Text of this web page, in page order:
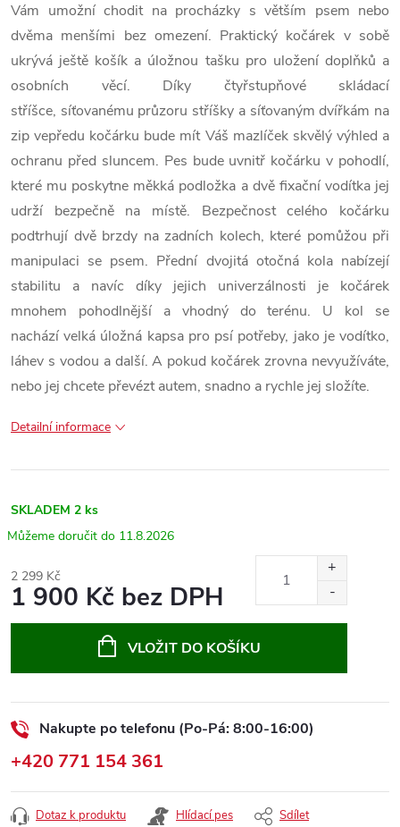
Vám umožní chodit na procházky s větším psem nebo
dvěma menšími bez omezení. Praktický kočárek v sobě
ukrývá ještě košík a úložnou tašku pro uložení doplňků a
osobních věcí. Díky čtyřstupňové skládací
stříšce, síťovanému průzoru stříšky a síťovaným dvířkám na
zip vepředu kočárku bude mít Váš mazlíček skvělý výhled a
ochranu před sluncem. Pes bude uvnitř kočárku v pohodlí,
které mu poskytne měkká podložka a dvě fixační vodítka jej
udrží bezpečně na místě. Bezpečnost celého kočárku
podtrhují dvě brzdy na zadních kolech, které pomůžou při
manipulaci se psem. Přední dvojitá otočná kola nabízejí
stabilitu a navíc díky jejich univerzálnosti je kočárek
mnohem pohodlnější a vhodný do terénu. U kol se
nachází velká úložná kapsa pro psí potřeby, jako je vodítko,
láhev s vodou a další. A pokud kočárek zrovna nevyužíváte,
nebo jej chcete převézt autem, snadno a rychle jej složíte.
Detailní informace
SKLADEM 2 ks
11.8.2026
2 299 Kč
1 900 Kč bez DPH
VLOŽIT DO KOŠÍKU
Nakupte po telefonu (Po-Pá: 8:00-16:00)
+420 771 154 361
Dotaz k produktu Hlídací pes Sdílet